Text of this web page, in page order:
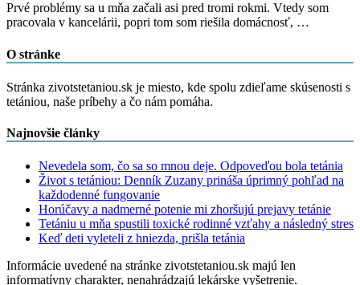
Prvé problémy sa u mňa začali asi pred tromi rokmi. Vtedy som
pracovala v kancelárii, popri tom som riešila domácnosť, …
O stránke
Stránka zivotstetaniou.sk je miesto, kde spolu zdieľame skúsenosti s
tetániou, naše príbehy a čo nám pomáha.
Najnovšie články
Nevedela som, čo sa so mnou deje. Odpoveďou bola tetánia
Život s tetániou: Denník Zuzany prináša úprimný pohľad na
každodenné fungovanie
Horúčavy a nadmerné potenie mi zhoršujú prejavy tetánie
Tetániu u mňa spustili toxické rodinné vzťahy a následný stres
Keď deti vyleteli z hniezda, prišla tetánia
Informácie uvedené na stránke zivotstetaniou.sk majú len
informatívny charakter, nenahrádzajú lekárske vyšetrenie.